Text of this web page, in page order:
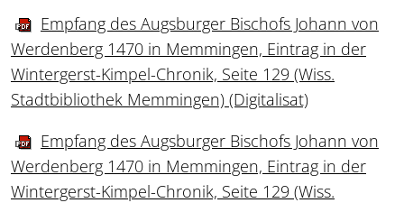
Empfang des Augsburger Bischofs Johann von
Werdenberg 1470 in Memmingen, Eintrag in der
Wintergerst-Kimpel-Chronik, Seite 129 (Wiss.
Stadtbibliothek Memmingen) (Digitalisat)
Empfang des Augsburger Bischofs Johann von
Werdenberg 1470 in Memmingen, Eintrag in der
Wintergerst-Kimpel-Chronik, Seite 129 (Wiss.